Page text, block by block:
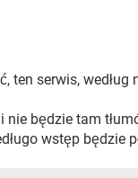
ten serwis, według
nie będzie tam
wstęp będzie